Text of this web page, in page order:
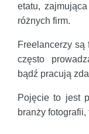
etatu,
różnych firm.
Freelancerzy
często
bądź pracują
Pojęcie to jest
branży fotografii,